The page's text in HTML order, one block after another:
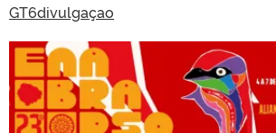
GT6divulgaçao